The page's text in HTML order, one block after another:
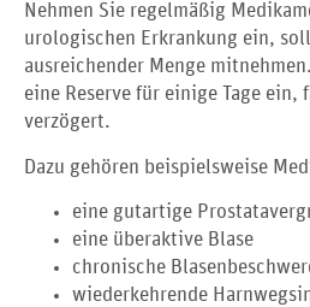
Nehmen Sie regelmäßig
urologischen Erkrankung ein,
ausreichender Menge
eine Reserve für einige Tage
verzögert.
Dazu gehören beispielsweise
eine gutartige
eine überaktive Blase
chronische
wiederkehrende